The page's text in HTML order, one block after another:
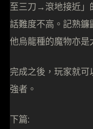
至三刀→滾地接近」
話難度不高。記熟
他烏龍種的魔物亦是
完成之後，玩家就
強者。
下篇: